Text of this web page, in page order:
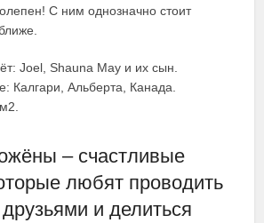
С ним однозначно стоит
Joel, Shauna May и их сын.
Калгари, Альберта, Канада.
– счастливые
любят проводить
и делиться